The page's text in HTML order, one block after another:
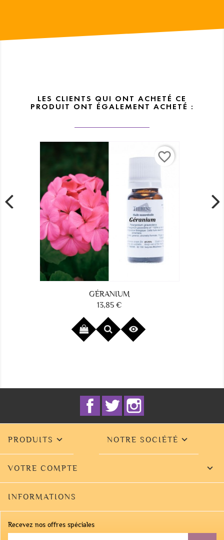
LES CLIENTS QUI ONT ACHETÉ CE
PRODUIT ONT ÉGALEMENT ACHETÉ :
ARBRE À THÉ OU TEA TREE
FacebookTwitter
PRODUITS  NOTRE SOCIÉTÉ 
VOTRE COMPTE 
INFORMATIONS
Recevez nos offres spéciales